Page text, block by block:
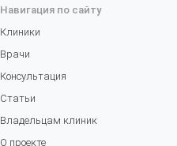
Навигация по сайту
Клиники
Врачи
Консультация
Статьи
Владельцам клиник
О проекте